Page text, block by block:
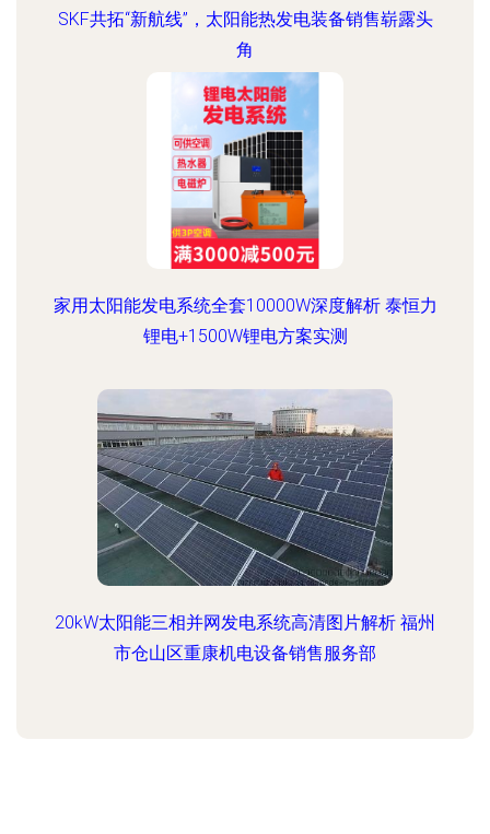
SKF共拓“新航线”，太阳能热发电装备销售崭露头
角
家用太阳能发电系统全套10000W深度解析 泰恒力
锂电+1500W锂电方案实测
20kW太阳能三相并网发电系统高清图片解析 福州
市仓山区重康机电设备销售服务部